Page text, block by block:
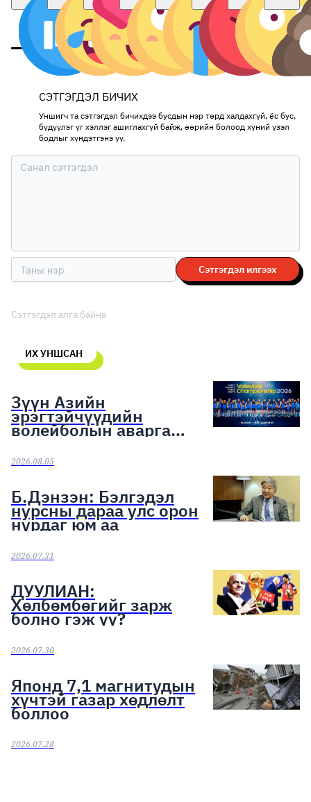
СЭТГЭГДЭЛ БИЧИХ
Уншигч та сэтгэгдэл бичихдээ бусдын нэр төрд халдахгүй, ёс бус,
бүдүүлэг үг хэллэг ашиглахгүй байж, өөрийн болоод хүний үзэл
бодлыг хүндэтгэнэ үү.
Сэтгэгдэл илгээх
Сэтгэгдэл алга байна
ИХ УНШСАН
Зүүн Азийн
эрэгтэйчүүдийн
волейболын аварга
шалгаруулах тэмцээн
эхэллээ
2026.08.05
Б.Дэнзэн: Бэлгэдэл
нурсны дараа улс орон
нурдаг юм аа
2026.07.31
ДУУЛИАН:
Хөлбөмбөгийг зарж
болно гэж үү?
2026.07.30
Японд 7,1 магнитудын
хүчтэй газар хөдлөлт
боллоо
2026.07.28